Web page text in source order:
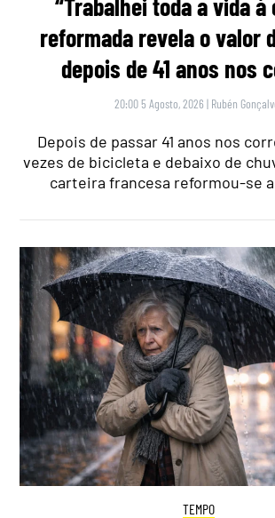
“Trabalhei toda a vida à
reformada revela o valor
depois de 41 anos nos
20:00 5 Agosto, 2026 | Rubén
Depois de passar 41 anos nos
vezes de bicicleta e debaixo de
carteira francesa reformou-se
TEMPO